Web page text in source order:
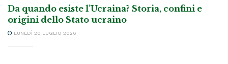
Da quando esiste l’Ucraina? Storia, confini e
origini dello Stato ucraino
LUNEDÌ 20 LUGLIO 2026